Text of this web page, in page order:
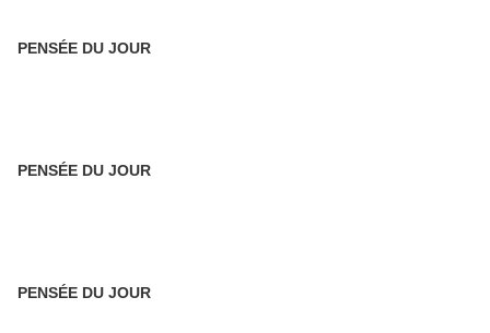
PENSÉE DU JOUR
PENSÉE DU JOUR
PENSÉE DU JOUR